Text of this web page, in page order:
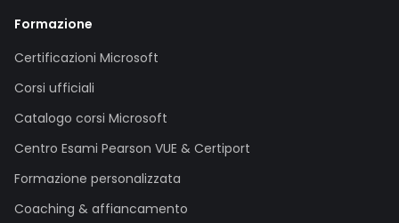
Formazione
Certificazioni Microsoft
Corsi ufficiali
Catalogo corsi Microsoft
Centro Esami Pearson VUE & Certiport
Formazione personalizzata
Coaching & affiancamento